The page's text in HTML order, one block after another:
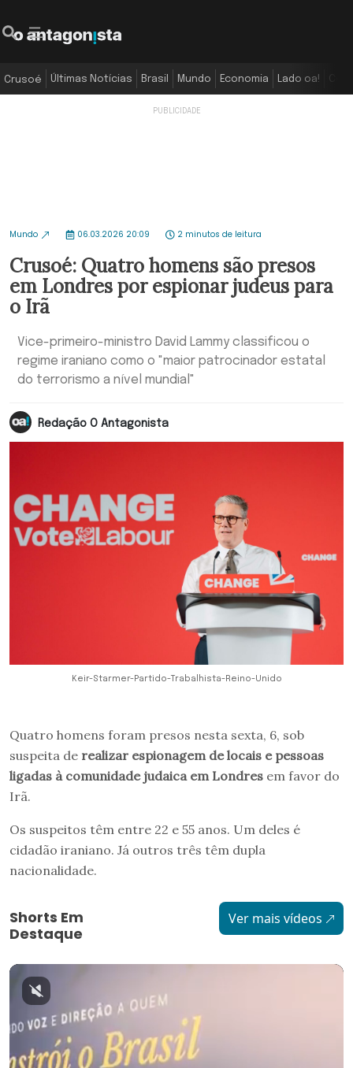
Crusoé Últimas Notícias Brasil Mundo Economia Lado oa!
Mundo 06.03.2026 20:09 2 minutos de leitura
Crusoé: Quatro homens são presos
em Londres por espionar judeus para
o Irã
Vice-primeiro-ministro David Lammy classificou o
regime iraniano como o "maior patrocinador estatal
do terrorismo a nível mundial"
Redação O Antagonista
Keir-Starmer-Partido-Trabalhista-Reino-Unido
Quatro homens foram presos nesta sexta, 6, sob
suspeita de realizar espionagem de locais e pessoas
ligadas à comunidade judaica em Londres em favor do
Irã.
Os suspeitos têm entre 22 e 55 anos. Um deles é
cidadão iraniano. Já outros três têm dupla
nacionalidade.
Shorts Em
Destaque
Ver mais vídeos